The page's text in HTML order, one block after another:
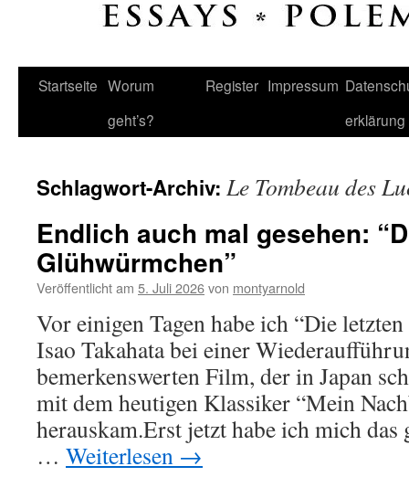
Startseite Worum
geht’s?
Register Impressum
erklärung
Schlagwort-Archiv: Le Tombeau des
Endlich auch mal gesehen:
Glühwürmchen”
Veröffentlicht am 5. Juli 2026von montyarnold
Vor einigen Tagen habe ich “Die
Isao Takahata bei einer
bemerkenswerten Film, der in Japan
mit dem heutigen Klassiker “Mein
herauskam.Erst jetzt habe ich mich
… Weiterlesen →